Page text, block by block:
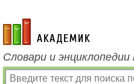
academic.ru
Словари и